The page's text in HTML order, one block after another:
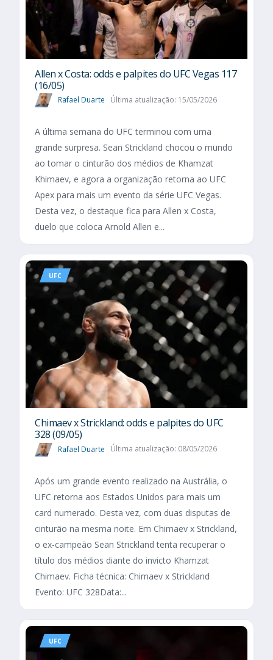
Allen x Costa: odds e palpites do UFC Vegas 117
(16/05)
Rafael Duarte Última atualização: 15/05/2026
A última semana do UFC terminou com uma
grande surpresa. Sean Strickland chocou o mundo
ao tomar o cinturão dos médios de Khamzat
Khimaev, e agora a organização retorna ao UFC
Apex para mais um evento da série UFC Vegas.
Desta vez, o destaque fica para Allen x Costa,
duelo que coloca Arnold Allen e...
UFC
Chimaev x Strickland: odds e palpites do UFC
328 (09/05)
Rafael Duarte Última atualização: 08/05/2026
Após um grande evento realizado na Austrália, o
UFC retorna aos Estados Unidos para mais um
card numerado. Desta vez, com duas disputas de
cinturão na mesma noite. Em Chimaev x Strickland,
o ex-campeão Sean Strickland tenta recuperar o
título dos médios diante do invicto Khamzat
Chimaev. Ficha técnica: Chimaev x Strickland
Evento: UFC 328Data:...
UFC